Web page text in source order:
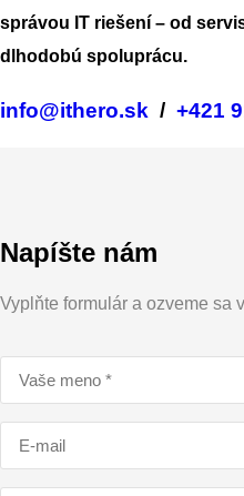
správou IT riešení – od
dlhodobú spoluprácu.
info@ithero.sk / +421
Napíšte nám
Vyplňte formulár a ozveme sa